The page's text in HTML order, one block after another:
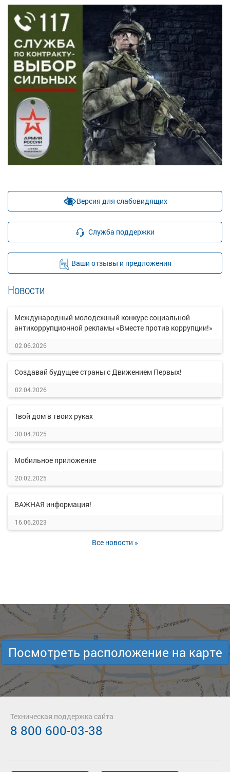
Версия для слабовидящих
Служба поддержки
Ваши отзывы и предложения
Новости
Международный молодежный конкурс социальной
антикоррупционной рекламы «Вместе против коррупции!»
02.06.2026
Создавай будущее страны с Движением Первых!
02.04.2026
Твой дом в твоих руках
30.04.2025
Мобильное приложение
20.02.2025
ВАЖНАЯ информация!
16.06.2023
Все новости »
Посмотреть расположение на карте
Техническая поддержка сайта
8 800 600-03-38